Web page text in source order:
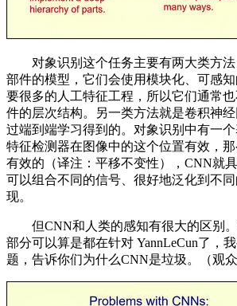
对象识别这个任务主要有两大类方法
部件的模型，它们会使用模块化、可感
要很多的人工特征工程，所以它们通常
件的层次结构。另一类方法就是卷积神
过端到端学习得到的。对象识别中有一
特征检测器在图像中的这个位置有效，
有效的（译注：平移不变性），CNN就
可以组合不同的信号、很好地泛化到不
现。
但CNN和人类的感知有很大的区别。
部分可以算是都在针对 YannLeCun了，
题，告诉你们为什么CNN是垃圾。（观众